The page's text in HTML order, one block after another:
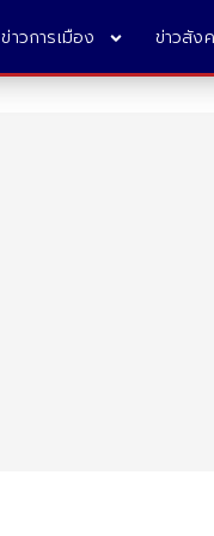
ข่าวการเมือง ข่าวสัง